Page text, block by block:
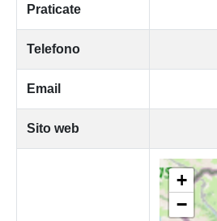
Praticate
Telefono
Email
Sito web
+
−